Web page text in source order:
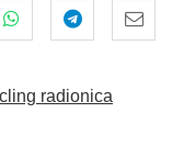
radionica